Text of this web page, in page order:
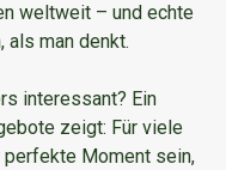
weltweit – und echte
man denkt.
interessant? Ein
zeigt: Für viele
Moment sein,